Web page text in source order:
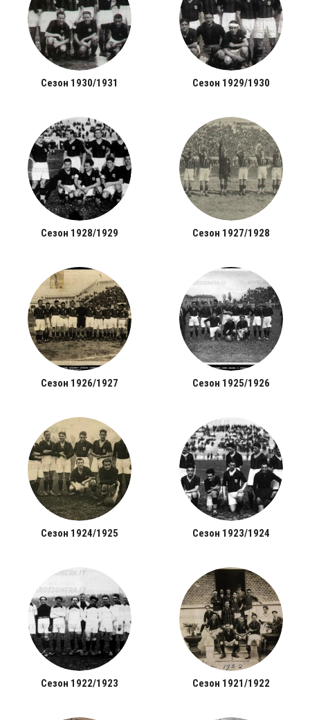
Сезон 1930/1931 Сезон 1929/1930
Сезон 1928/1929 Сезон 1927/1928
Сезон 1926/1927 Сезон 1925/1926
Сезон 1924/1925 Сезон 1923/1924
Сезон 1922/1923 Сезон 1921/1922